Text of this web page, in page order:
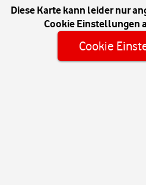
Diese Karte kann leider nur
Cookie Einstellungen
Cookie